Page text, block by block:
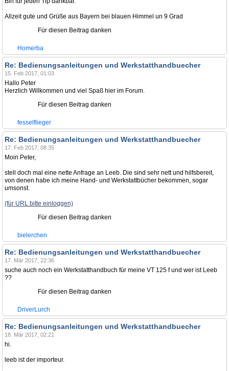
Allzeit gute und Grüße aus Bayern bei blauen Himmel un 9 Grad
Für diesen Beitrag danken
Homerba
Re: Bedienungsanleitungen und Werkstatthandbuecher
15. Feb 2017, 01:03
Hallo Peter
Herzlich Willkommen und viel Spaß hier im Forum.
Für diesen Beitrag danken
fesselflieger
Re: Bedienungsanleitungen und Werkstatthandbuecher
17. Feb 2017, 08:35
Moin Peter,
stell doch mal eine nette Anfrage an Leeb. Die sind sehr nett und hilfsbereit,
von denen habe ich meine Hand- und Werkstattbücher bekommen, sogar
umsonst.
(für URL bitte einloggen)
Für diesen Beitrag danken
bielerchen
Re: Bedienungsanleitungen und Werkstatthandbuecher
17. Mär 2017, 22:36
suche auch noch ein Werkstatthandbuch für meine VT 125 f und wer ist Leeb
??
Für diesen Beitrag danken
DriverLurch
Re: Bedienungsanleitungen und Werkstatthandbuecher
18. Mär 2017, 02:21
hi.
leeb ist der importeur.